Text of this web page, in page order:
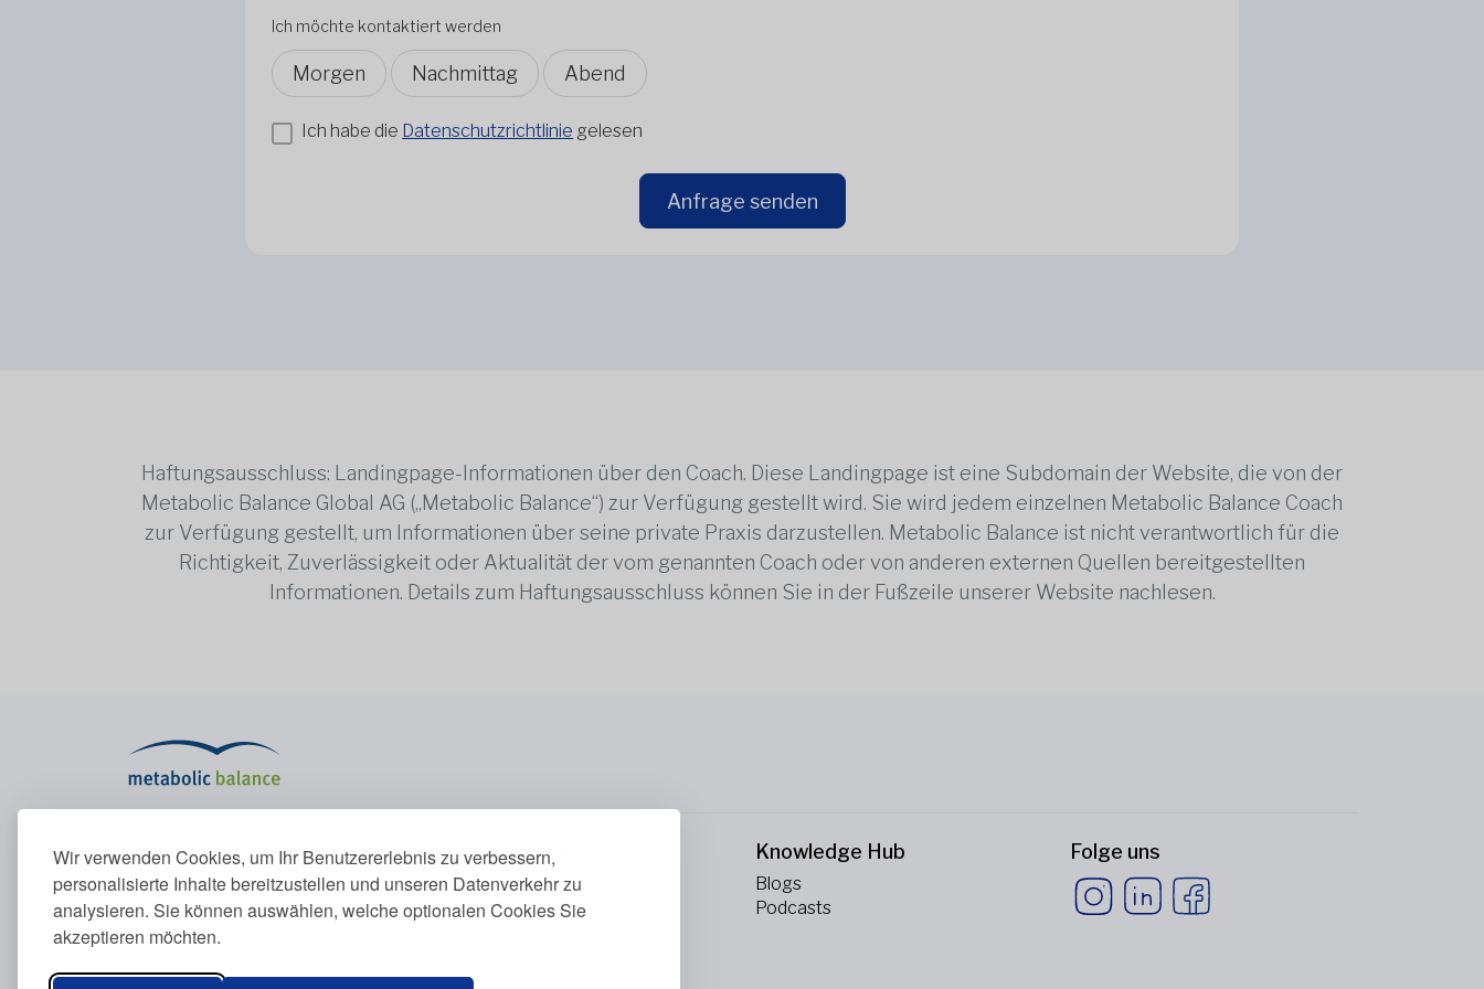
Wir verwenden Cookies, um Ihr Benutzererlebnis zu verbessern,
personalisierte Inhalte bereitzustellen und unseren Datenverkehr zu
analysieren. Sie können auswählen, welche optionalen Cookies Sie
akzeptieren möchten.
Ich möchte kontaktiert werden
Morgen Nachmittag Abend
Ich habe die Datenschutzrichtlinie gelesen
Anfrage senden
Haftungsausschluss: Landingpage-Informationen über den Coach. Diese Landingpage ist eine Subdomain der Website, die von der
Metabolic Balance Global AG („Metabolic Balance“) zur Verfügung gestellt wird. Sie wird jedem einzelnen Metabolic Balance Coach
zur Verfügung gestellt, um Informationen über seine private Praxis darzustellen. Metabolic Balance ist nicht verantwortlich für die
Richtigkeit, Zuverlässigkeit oder Aktualität der vom genannten Coach oder von anderen externen Quellen bereitgestellten
Informationen. Details zum Haftungsausschluss können Sie in der Fußzeile unserer Website nachlesen.
Das Metabolic-Programm
Das Metabolic-Programm
Stoffwechsel erklärt
Ernährungsprinzipien
Unternehmen
Über uns
Kontakt
Knowledge Hub
Blogs
Podcasts
Folge uns